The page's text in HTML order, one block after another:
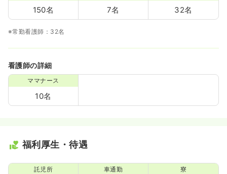
150名 7名 32名
※常勤看護師：32名
看護師の詳細
ママナース
10名
福利厚生・待遇
託児所 車通勤 寮